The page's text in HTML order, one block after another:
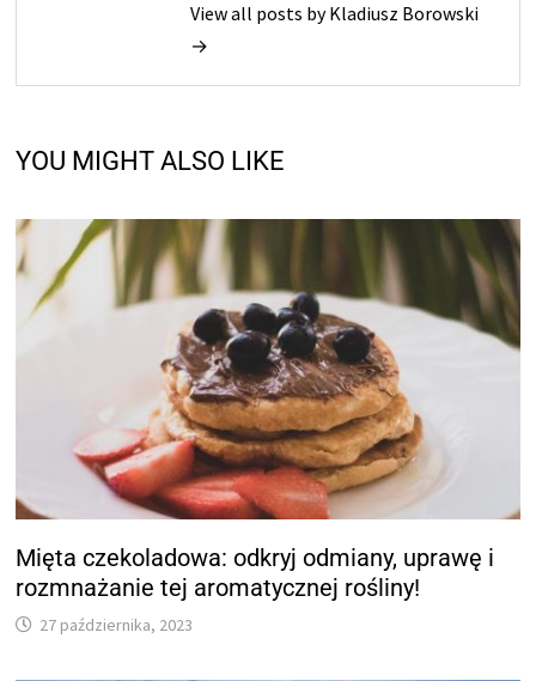
View all posts by Kladiusz Borowski
→
YOU MIGHT ALSO LIKE
Mięta czekoladowa: odkryj odmiany, uprawę i
rozmnażanie tej aromatycznej rośliny!
27 października, 2023